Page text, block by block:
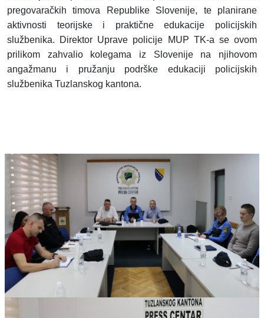
pregovaračkih timova Republike Slovenije, te planirane
aktivnosti teorijske i praktične edukacije policijskih
službenika. Direktor Uprave policije MUP TK-a se ovom
prilikom zahvalio kolegama iz Slovenije na njihovom
angažmanu i pružanju podrške edukaciji policijskih
službenika Tuzlanskog kantona.